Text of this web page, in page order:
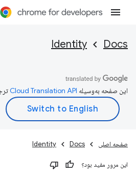
Docs
Identity
این صفحه به‌وسیله
صفحه اصلی Docs
Identity
این مرور مفید بود؟